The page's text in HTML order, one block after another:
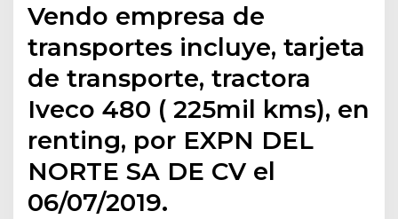
Vendo empresa de
transportes incluye, tarjeta
de transporte, tractora
Iveco 480 ( 225mil kms), en
renting, por EXPN DEL
NORTE SA DE CV el
06/07/2019.